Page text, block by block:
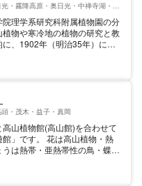
・霧降高原・奥日光・中禅寺湖・今市
理学系研究科附属植物園の分
物や寒冷地の植物の研究と教
に、1902年（明治35年）に東
に温帯から亜寒帯に生育する
らに関係の深い外国の種類も
す。自生のものも含めると、
種、裸子植物約70種、被子植
生育しています。木本では、
に種類の多いカエデ属、サク
・茂木・益子・真岡
山植物館(高山館)を合わせて
館」です。 花は高山植物・熱
は熱帯・亜熱帯性の鳥・蝶を